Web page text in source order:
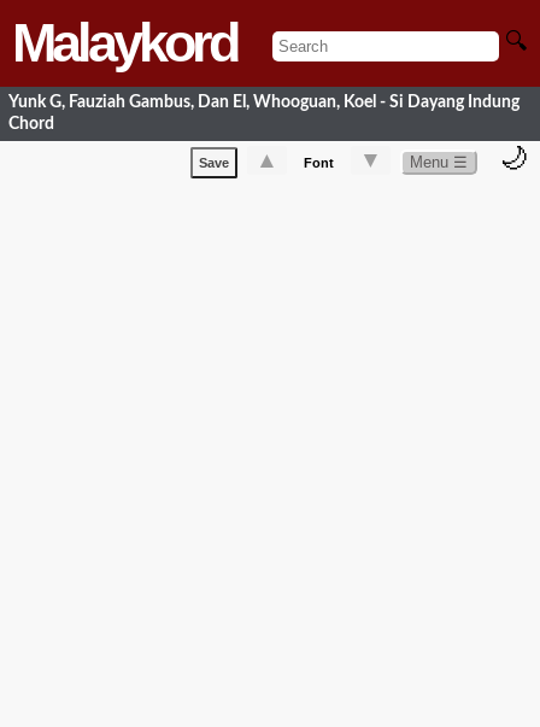
Malaykord 🔍
Yunk G, Fauziah Gambus, Dan El, Whooguan, Koel - Si Dayang Indung
Chord
Save ▲ Font ▼ Menu ☰ 🌙